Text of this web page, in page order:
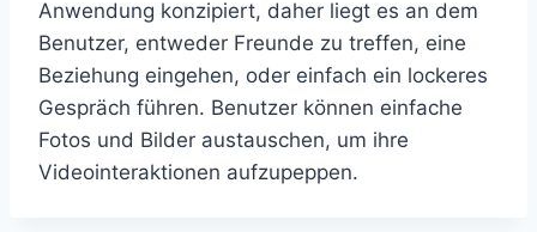
Anwendung konzipiert, daher liegt es an dem
Benutzer, entweder Freunde zu treffen, eine
Beziehung eingehen, oder einfach ein lockeres
Gespräch führen. Benutzer können einfache
Fotos und Bilder austauschen, um ihre
Videointeraktionen aufzupeppen.